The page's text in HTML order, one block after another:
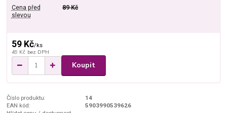
Cena před
slevou
89 Kč
59 Kč/ks
49 Kč bez DPH
Koupit
Číslo produktu:
14
EAN kód:
5903990539626